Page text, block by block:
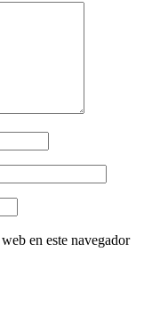
en este navegador